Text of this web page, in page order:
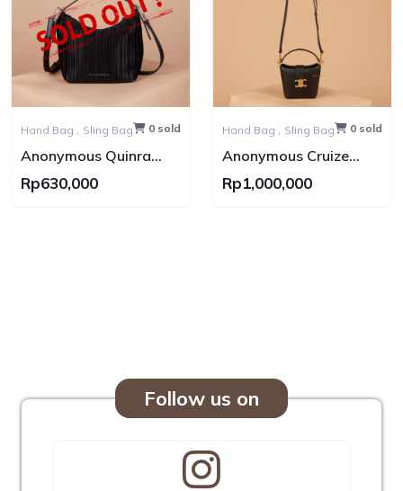
0 sold
Sling Bag
Anonymous Quinra
Nylon Bag
Rp630,000
0 sold
Sling Bag
Anonymous Cruize
Swift Leather No Brand
Rp1,000,000
Follow us on